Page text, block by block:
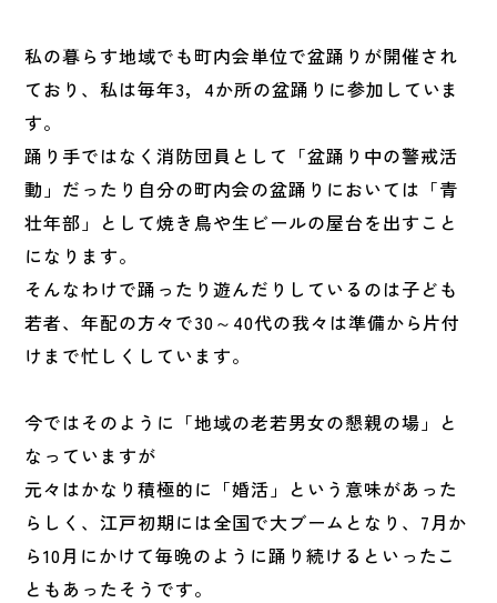
私の暮らす地域でも町内会単位で盆踊りが開催され
ており、私は毎年3，4か所の盆踊りに参加していま
す。
踊り手ではなく消防団員として「盆踊り中の警戒活
動」だったり自分の町内会の盆踊りにおいては「青
壮年部」として焼き鳥や生ビールの屋台を出すこと
になります。
そんなわけで踊ったり遊んだりしているのは子ども
若者、年配の方々で30～40代の我々は準備から片付
けまで忙しくしています。
今ではそのように「地域の老若男女の懇親の場」と
なっていますが
元々はかなり積極的に「婚活」という意味があった
らしく、江戸初期には全国で大ブームとなり、7月か
ら10月にかけて毎晩のように踊り続けるといったこ
ともあったそうです。